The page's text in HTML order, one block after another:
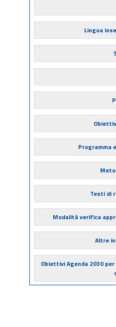
Lingua
Programma
Testi di
Modalità verifica
Altre
Obiettivi Agenda 2030